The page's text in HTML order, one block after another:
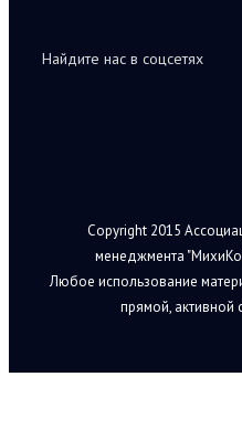
Найдите нас в соцсетях
Copyright 2015
менеджмента
Любое использование
прямой, активной